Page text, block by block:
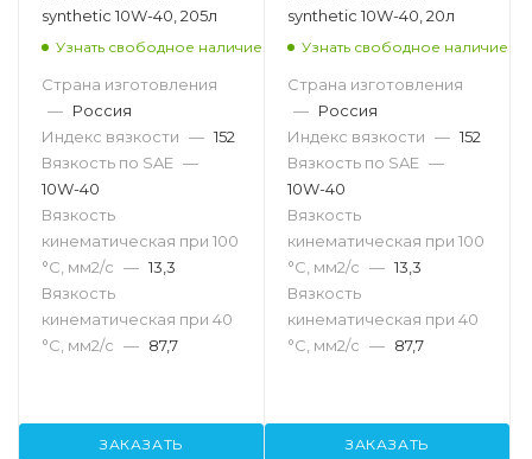
synthetic 10W-40, 205л
Узнать свободное наличие
Страна изготовления
— Россия
Индекс вязкости — 152
Вязкость по SAE —
10W-40
Вязкость
кинематическая при 100
°С, мм2/с — 13,3
Вязкость
кинематическая при 40
°С, мм2/с — 87,7
ЗАКАЗАТЬ
synthetic 10W-40, 20л
Узнать свободное наличие
Страна изготовления
— Россия
Индекс вязкости — 152
Вязкость по SAE —
10W-40
Вязкость
кинематическая при 100
°С, мм2/с — 13,3
Вязкость
кинематическая при 40
°С, мм2/с — 87,7
ЗАКАЗАТЬ